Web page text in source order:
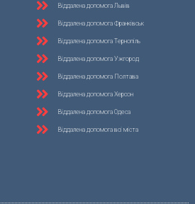
Віддалена допомога Львів
Віддалена допомога Франківськ
Віддалена допомога Тернопіль
Віддалена допомога Ужгород
Віддалена допомога Полтава
Віддалена допомога Херсон
Віддалена допомога Одеса
Віддалена допомога всі міста